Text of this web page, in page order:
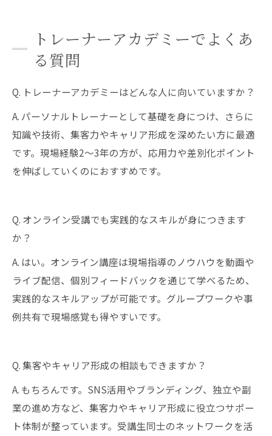
トレーナーアカデミーでよくあ
る質問
Q. トレーナーアカデミーはどんな人に向いていますか？
A. パーソナルトレーナーとして基礎を身につけ、さらに
知識や技術、集客力やキャリア形成を深めたい方に最適
です。現場経験2〜3年の方が、応用力や差別化ポイント
を伸ばしていくのにおすすめです。
Q. オンライン受講でも実践的なスキルが身につきます
か？
A. はい。オンライン講座は現場指導のノウハウを動画や
ライブ配信、個別フィードバックを通じて学べるため、
実践的なスキルアップが可能です。グループワークや事
例共有で現場感覚も得やすいです。
Q. 集客やキャリア形成の相談もできますか？
A. もちろんです。SNS活用やブランディング、独立や副
業の進め方など、集客力やキャリア形成に役立つサポー
ト体制が整っています。受講生同士のネットワークを活